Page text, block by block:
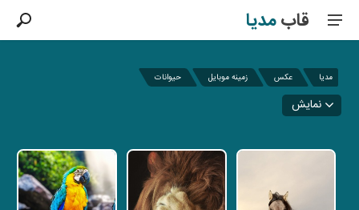
قابمدیا
مدیا عکس زمینه موبایل حیوانات
نمایش